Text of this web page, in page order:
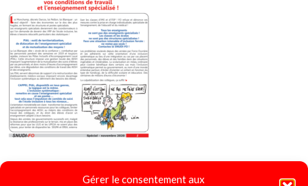
Gérer le consentement aux
4 pages spécial "Ecole Inclusive"2020